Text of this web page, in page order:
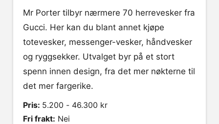
Mr Porter tilbyr nærmere 70 herrevesker fra
Gucci. Her kan du blant annet kjøpe
totevesker, messenger-vesker, håndvesker
og ryggsekker. Utvalget byr på et stort
spenn innen design, fra det mer nøkterne til
det mer fargerike.
Pris: 5.200 - 46.300 kr
Fri frakt: Nei